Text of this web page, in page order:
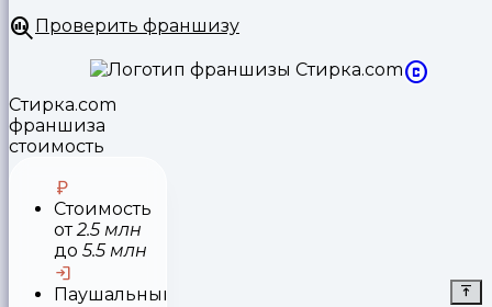
Проверить франшизу
Стирка.com
франшиза
стоимость
Стоимость
от2.5 млн
до 5.5 млн
Паушальный